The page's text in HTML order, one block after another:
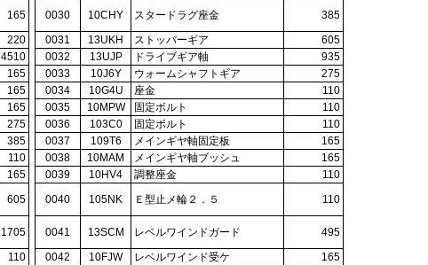
165 0030 10CHY スタードラグ座金
385
220 0031 13UKH ストッパーギア
605
4510 0032 13UJP ドライブギア軸
935
165 0033 10J6Y ウォームシャフトギア
275
165 0034 10G4U 座金
110
165 0035 10MPW 固定ボルト
110
275 0036 103C0 固定ボルト
110
385 0037 109T6 メインギヤ軸固定板
165
110 0038 10MAM メインギヤ軸ブッシュ
165
165 0039 10HV4 調整座金
110
605 0040 105NK Ｅ型止メ輪２．５ 110
1705 0041 13SCM レベルワインドガード
495
110 0042 10FJW レベルワインド受ケ
165